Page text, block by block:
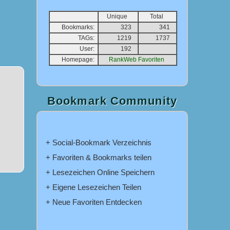
Unique
Total
Bookmarks:
323
341
TAGs:
1219
1737
User:
192
Homepage:
RankWeb Favoriten
Bookmark Community
+ Social-Bookmark Verzeichnis
+ Favoriten & Bookmarks teilen
+ Lesezeichen Online Speichern
+ Eigene Lesezeichen Teilen
+ Neue Favoriten Entdecken